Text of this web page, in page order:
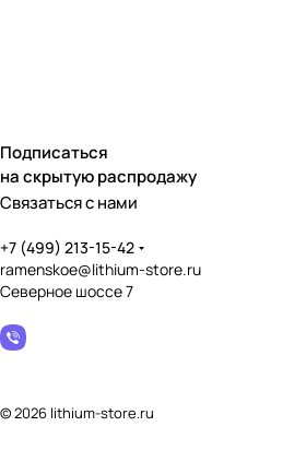
Подписаться
на скрытую распродажу
Связаться с нами
+7 (499) 213-15-42
ramenskoe@lithium-store.ru
Северное шоссе 7
© 2026 lithium-store.ru